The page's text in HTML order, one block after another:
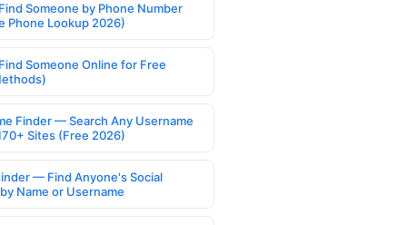
Someone by Phone Number
Phone Lookup 2026)
Someone Online for Free
Finder — Search Any Username
Sites (Free 2026)
— Find Anyone's Social
Name or Username